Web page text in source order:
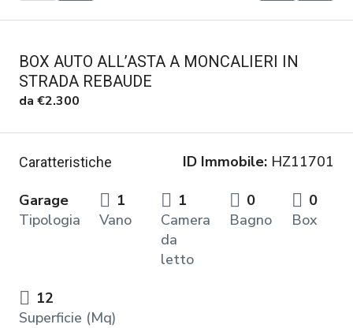
BOX AUTO ALL’ASTA A MONCALIERI IN
STRADA REBAUDE
da €2.300
Caratteristiche ID Immobile: HZ11701
Garage
Tipologia
1
Vano
1
Camera
da
letto
0
Bagno
0
Box
12
Superficie (Mq)